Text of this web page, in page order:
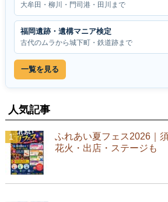
大牟田・柳川・門司港・田川まで
福岡遺跡・遺構マニア検定
古代のムラから城下町・鉄道跡まで
一覧を見る
人気記事
ふれあい夏フェス2026｜
花火・出店・ステージも